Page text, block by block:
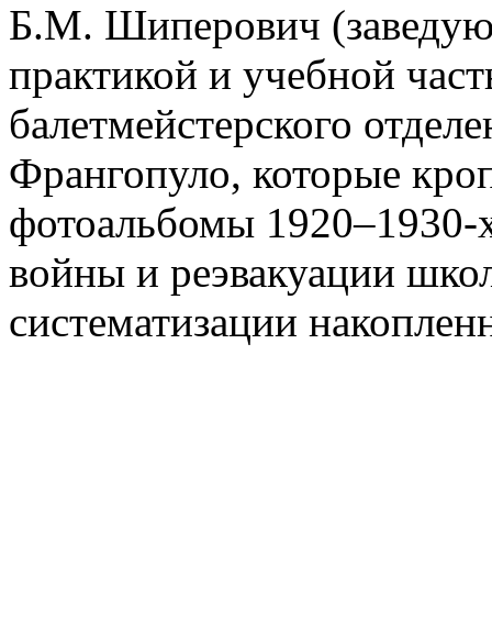
Б.М. Шиперович
практикой и учебной
балетмейстерского
Франгопуло, которые
фотоальбомы 1920–1930-
войны и реэвакуации
систематизации